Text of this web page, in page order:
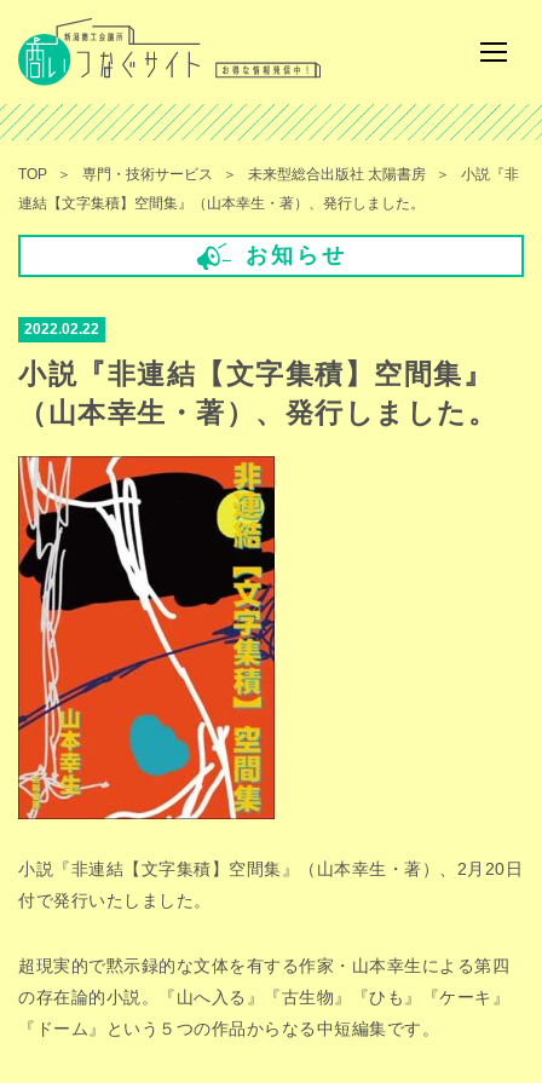
TOP 専門・技術サービス 未来型総合出版社 太陽書房
小説『非
連結【文字集積】空間集』（山本幸生・著）、発行しました。
お知らせ
2022.02.22
小説『非連結【文字集積】空間集』
（山本幸生・著）、発行しました。
小説『非連結【文字集積】空間集』（山本幸生・著）、2月20日
付で発行いたしました。
超現実的で黙示録的な文体を有する作家・山本幸生による第四
の存在論的小説。『山へ入る』『古生物』『ひも』『ケーキ』
『ドーム』という５つの作品からなる中短編集です。